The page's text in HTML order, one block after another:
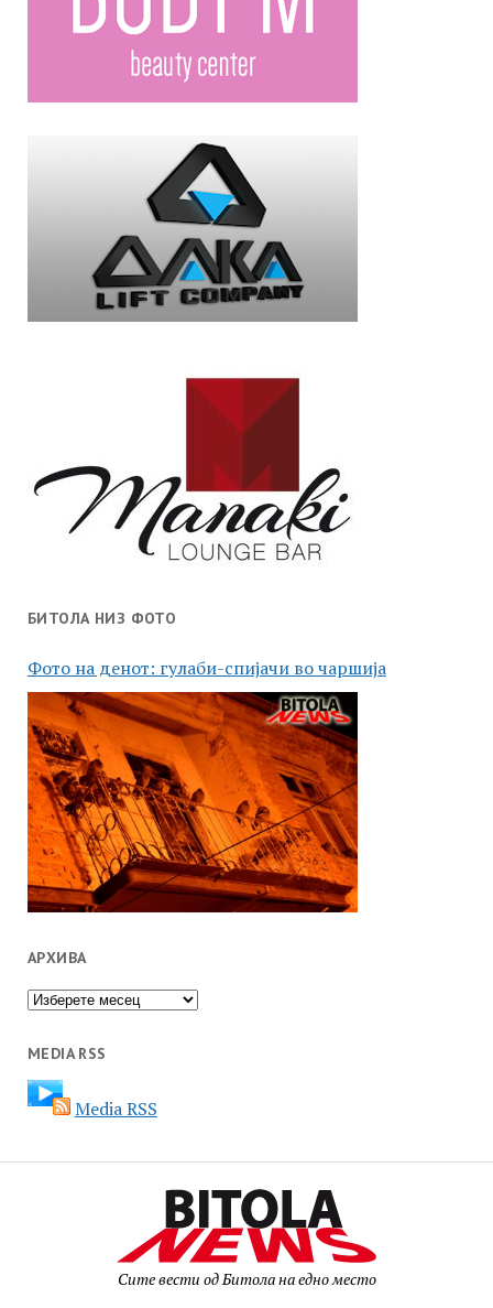
БИТОЛА НИЗ ФОТО
Фото на денот: гулаби-спијачи во чаршија
АРХИВА
Архива
MEDIA RSS
Media RSS
Сите вести од Битола на едно место